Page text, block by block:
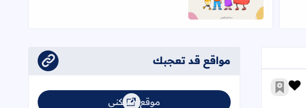
زر الإعجاب
أضف إلى العلامات المرجعية
مواقع قد تعجبك
موقع السكنى